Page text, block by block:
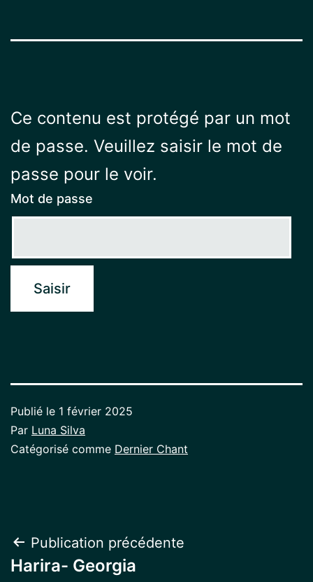
Ce contenu est protégé par un mot
de passe. Veuillez saisir le mot de
passe pour le voir.
Mot de passe
Publié le 1 février 2025
Par Luna Silva
Catégorisé comme Dernier Chant
Navigation
Publication précédente
Harira- Georgia